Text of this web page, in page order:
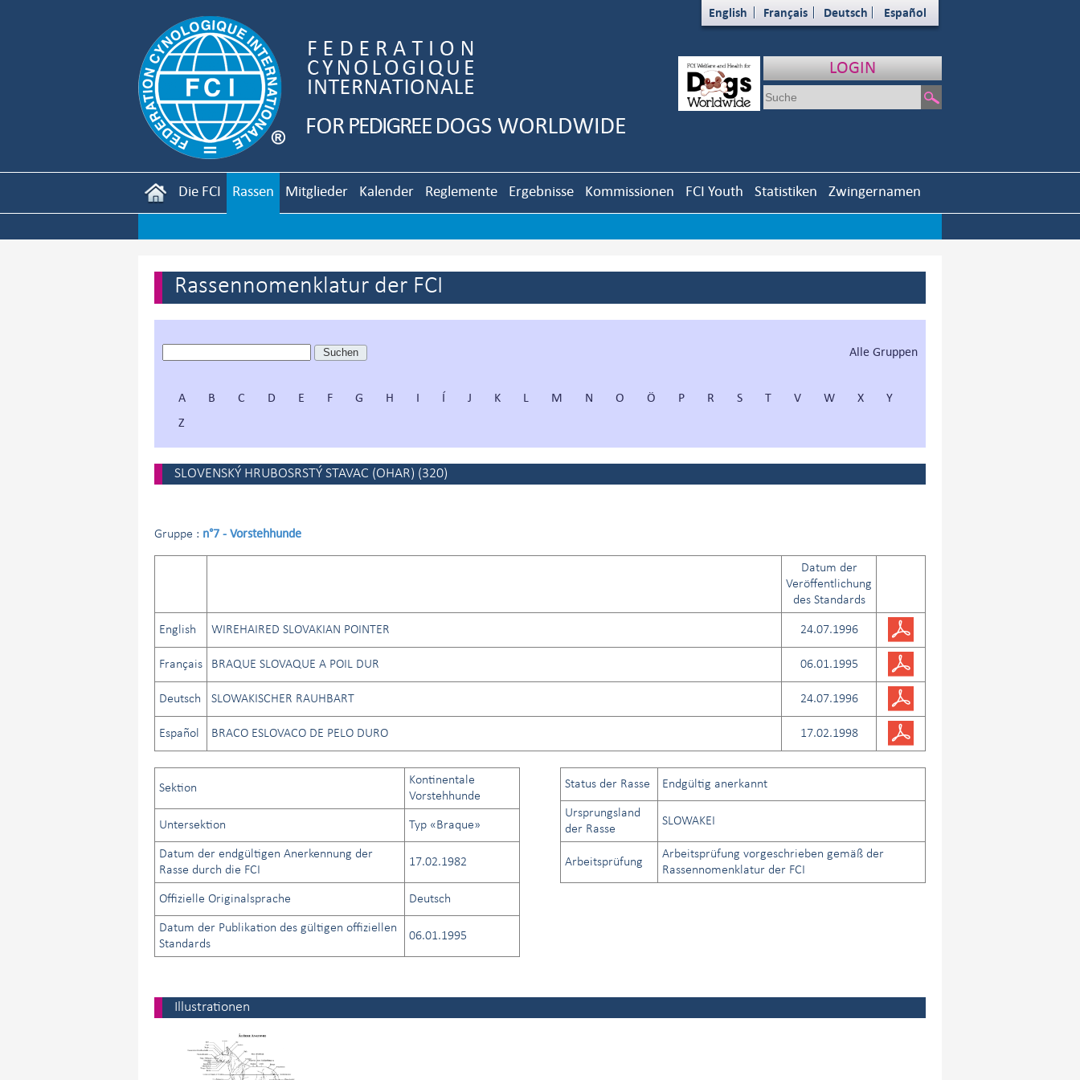
English Français Deutsch Español
LOGIN
Die FCI Rassen Mitglieder Kalender Reglemente Ergebnisse Kommissionen FCI Youth Statistiken Zwingernamen
Rassennomenklatur der FCI
Alle Gruppen
A B C D E F G H I Í J K L M N O Ö P R S T V W X
Y
Z
SLOVENSKÝ HRUBOSRSTÝ STAVAC (OHAR) (320)
Gruppe : n°7 - Vorstehhunde
Datum der
Veröffentlichung
des Standards
English WIREHAIRED SLOVAKIAN POINTER 24.07.1996
Français BRAQUE SLOVAQUE A POIL DUR 06.01.1995
Deutsch SLOWAKISCHER RAUHBART 24.07.1996
Español BRACO ESLOVACO DE PELO DURO 17.02.1998
Sektion
Kontinentale
Vorstehhunde
Untersektion Typ «Braque»
Datum der endgültigen Anerkennung der
Rasse durch die FCI
17.02.1982
Offizielle Originalsprache Deutsch
Datum der Publikation des gültigen offiziellen
Standards
06.01.1995
Status der Rasse Endgültig anerkannt
Ursprungsland
der Rasse
SLOWAKEI
Arbeitsprüfung
Arbeitsprüfung vorgeschrieben gemäß der
Rassennomenklatur der FCI
Illustrationen